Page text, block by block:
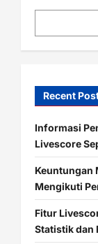
g
a
o
n
Recent
Informasi
Livescore
Keuntungan
Mengikuti
Fitur
Statistik dan